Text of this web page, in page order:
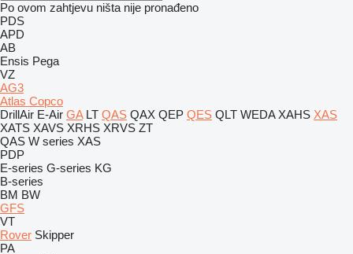
Po ovom zahtjevu ništa nije pronađeno
PDS
APD
AB
Ensis Pega
VZ
AG3
Atlas Copco
DrillAir E-Air GA LT QAS QAX QEP QES QLT WEDA XAHS XAS
XATS XAVS XRHS XRVS ZT
QAS W series XAS
PDP
E-series G-series KG
B-series
BM BW
GFS
VT
Rover Skipper
PA